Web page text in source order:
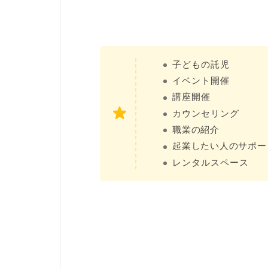
子どもの託児
イベント開催
講座開催
カウンセリング
職業の紹介
起業したい人のサポ
レンタルスペース